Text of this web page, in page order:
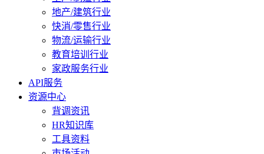
地产/建筑行业
快消/零售行业
物流/运输行业
教育培训行业
家政服务行业
API服务
资源中心
背调资讯
HR知识库
工具资料